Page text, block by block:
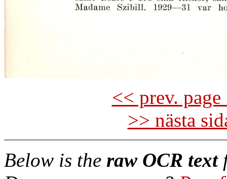
<< prev.
>> nästa
Below is the raw OCR text